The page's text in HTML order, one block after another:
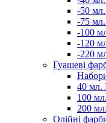
-50 мл.
-75
-100
-120
-220
Гуашеві
40 мл.
100
200
Олійні